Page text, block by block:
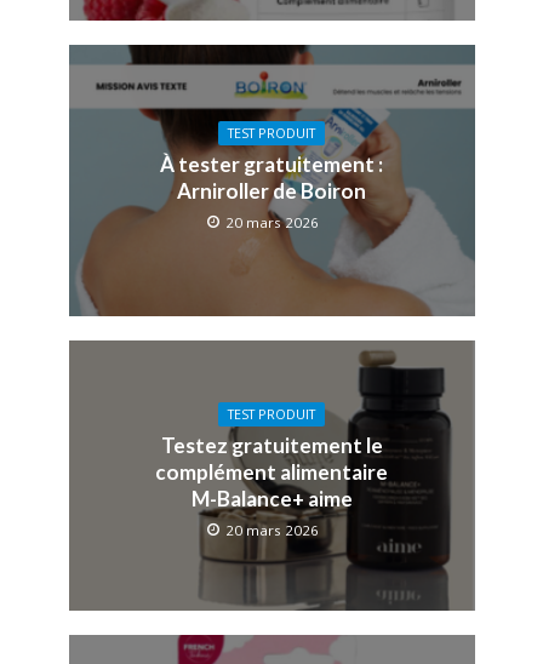
TEST PRODUIT
À tester gratuitement :
Arniroller de Boiron
20 mars 2026
TEST PRODUIT
Testez gratuitement le
complément alimentaire
M-Balance+ aime
20 mars 2026